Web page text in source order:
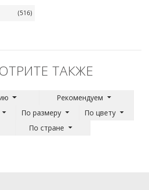
(516)
ТАКЖЕ
Рекомендуем
По размеру
По цвету
По стране